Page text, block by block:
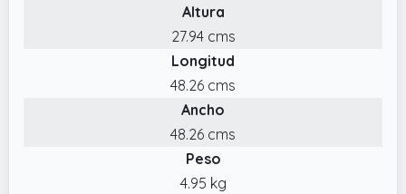
6ZA18AE Cabezal de impresión Original HP
✔️ Imprime a un coste extraordinariamente
bajo con hasta tres años de Tinta Original HP
incluida en la impresora
✔️ Incluye tinta para imprimir hasta 6000
páginas en negro y 6000 en color
✔️ Sistema de depósito de tinta sin derrames:
Altura
27.94 cms
Longitud
48.26 cms
Ancho
48.26 cms
Peso
4.95 kg